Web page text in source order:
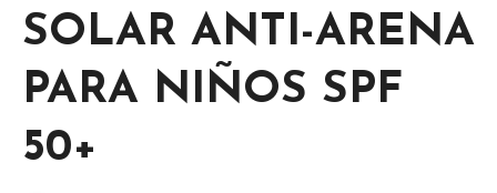
SOLAR ANTI-ARENA
PARA NIÑOS SPF
50+